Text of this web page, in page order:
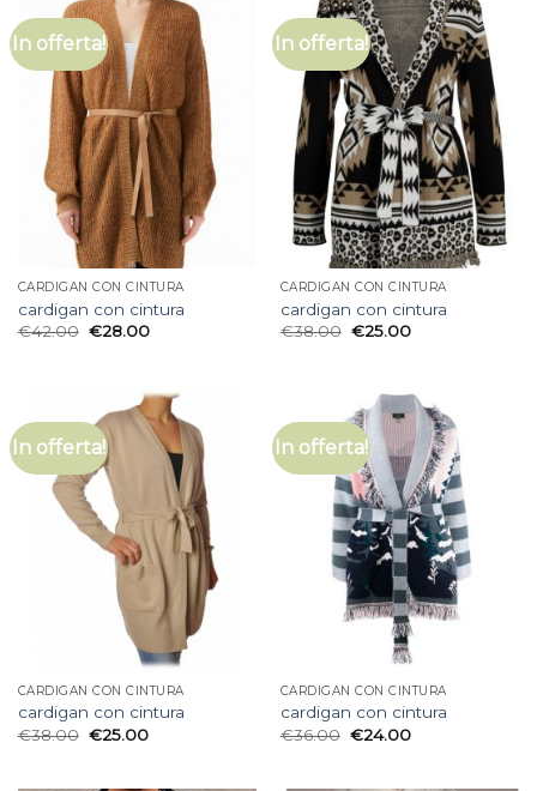
In offerta!
CARDIGAN CON CINTURA
cardigan con cintura
€42.00 €28.00
In offerta!
CARDIGAN CON CINTURA
cardigan con cintura
€38.00 €25.00
In offerta!
CARDIGAN CON CINTURA
cardigan con cintura
€38.00 €25.00
In offerta!
CARDIGAN CON CINTURA
cardigan con cintura
€36.00 €24.00